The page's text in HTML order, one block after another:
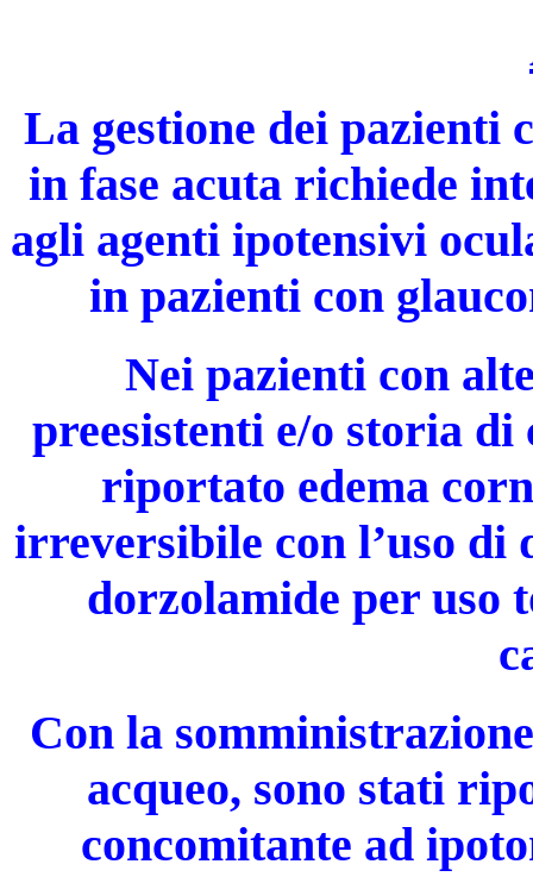
La gestione dei pazienti
in fase acuta richiede
agli agenti ipotensivi
in pazienti con
Nei pazienti con
preesistenti e/o storia
riportato edema
irreversibile con l’uso
dorzolamide per uso
Con la
acqueo, sono stati
concomitante ad